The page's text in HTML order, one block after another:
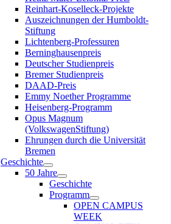
Reinhart-Koselleck-Projekte
Auszeichnungen der Humboldt-
Stiftung
Lichtenberg-Professuren
Berninghausenpreis
Deutscher Studienpreis
Bremer Studienpreis
DAAD-Preis
Emmy Noether Programme
Heisenberg-Programm
Opus Magnum
(VolkswagenStiftung)
Ehrungen durch die Universität
Bremen
Geschichte
50 Jahre
Geschichte
Programm
OPEN CAMPUS
WEEK